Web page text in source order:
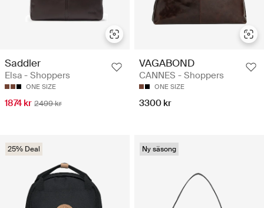
Saddler
Elsa - Shoppers
ONE SIZE
1874 kr 2499 kr
VAGABOND
CANNES - Shoppers
ONE SIZE
3300 kr
25% Deal Ny säsong